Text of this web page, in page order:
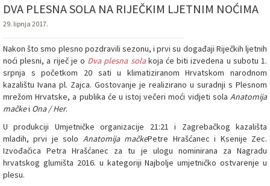
DVA PLESNA SOLA NA RIJEČKIM LJETNIM NOĆIMA
29. lipnja 2017.
Nakon što smo plesno pozdravili sezonu, i prvi su događaji Riječkih ljetnih
noći plesni, a riječ je o Dva plesna sola koja će biti izvedena u subotu 1.
srpnja s početkom 20 sati u klimatiziranom Hrvatskom narodnom
kazalištu Ivana pl. Zajca. Gostovanje je realizirano u suradnji s Plesnom
mrežom Hrvatske, a publika će u istoj večeri moći vidjeti sola Anatomija
mačkei Ona / Her.
U produkciji Umjetničke organizacije 21:21 i Zagrebačkog kazališta
mladih, prvi je solo Anatomija mačkePetre Hrašćanec i Ksenije Zec.
Izvođačica Petra Hrašćanec za tu je ulogu nominirana za Nagradu
hrvatskog glumišta 2016. u kategoriji Najbolje umjetničko ostvarenje u
plesu.